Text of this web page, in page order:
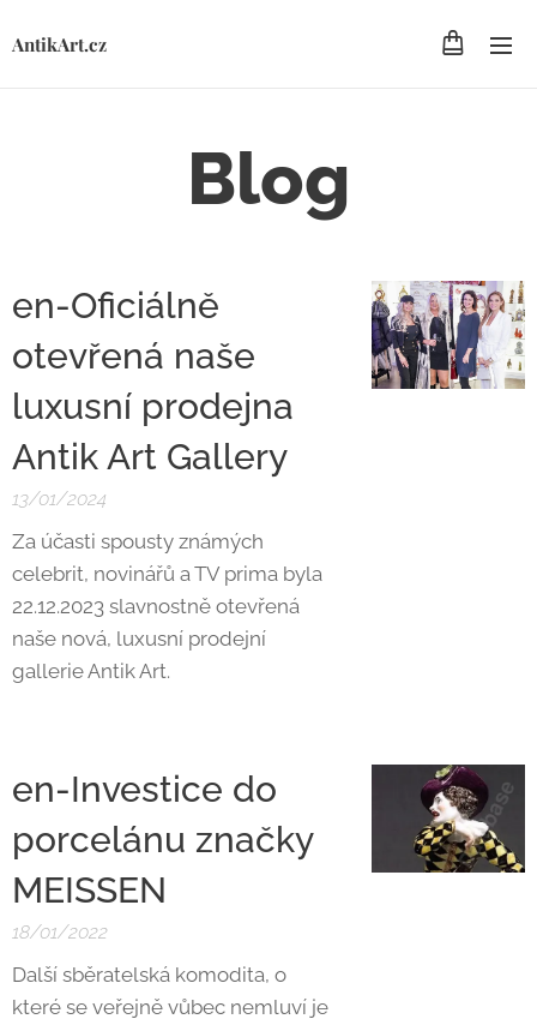
AntikArt.cz
Blog
en-Oficiálně
otevřená naše
luxusní prodejna
Antik Art Gallery
13/01/2024
Za účasti spousty známých
celebrit, novinářů a TV prima byla
22.12.2023 slavnostně otevřená
naše nová, luxusní prodejní
gallerie Antik Art.
en-Investice do
porcelánu značky
MEISSEN
18/01/2022
Další sběratelská komodita, o
které se veřejně vůbec nemluví je